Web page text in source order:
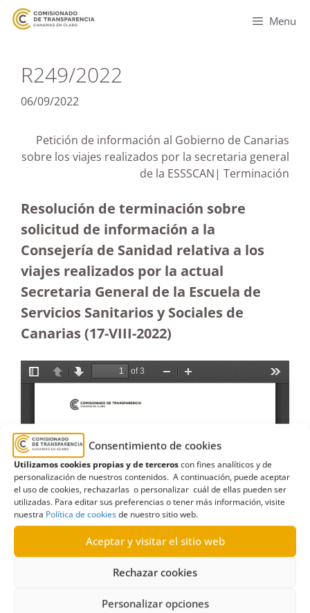
Consentimiento de cookies
Utilizamos cookies propias y de terceroscon fines analíticos y de
personalización de nuestros contenidos. A continuación, puede aceptar
el uso de cookies, rechazarlas o personalizar cuál de ellas pueden ser
utilizadas. Para editar sus preferencias o tener más información, visite
nuestra Política de cookiesde nuestro sitio web.
Aceptar y visitar el sitio web
Rechazar cookies
Personalizar opciones
Menu
R249/2022
06/09/2022
Petición de información al Gobierno de Canarias
sobre los viajes realizados por la secretaria general
de la ESSSCAN| Terminación
Resolución de terminación sobre
solicitud de información a la
Consejería de Sanidad relativa a los
viajes realizados por la actual
Secretaria General de la Escuela de
Servicios Sanitarios y Sociales de
Canarias (17-VIII-2022)